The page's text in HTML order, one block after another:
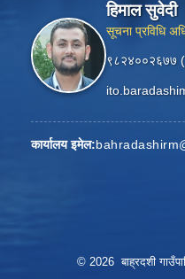
हिमाल सुवेदी
सूचना प्रविधि
९८२४००२६७७
कार्यालय इमेल:
© 2026 बाह्रदशी